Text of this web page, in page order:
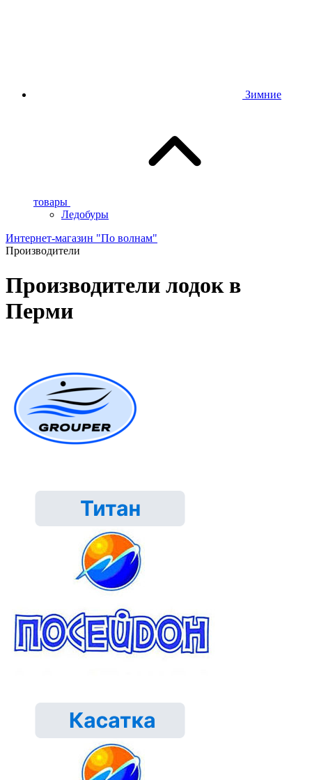
Зимние
товары
Ледобуры
Интернет-магазин "По волнам"
Производители
Производители лодок в
Перми